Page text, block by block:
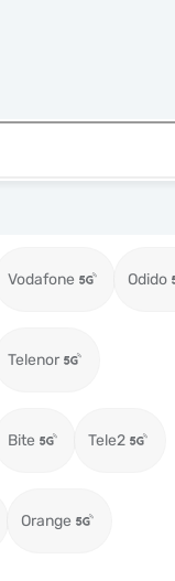
Vodafone Odido
Telenor
Bite Tele2
Orange